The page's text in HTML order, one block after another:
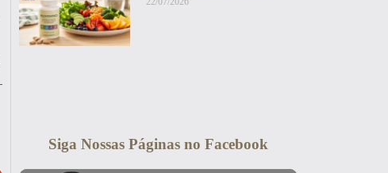
Siga Nossas Páginas no Facebook